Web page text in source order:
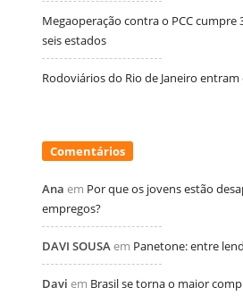
Megaoperação contra o PCC cumpre
seis estados
Rodoviários do Rio de Janeiro entram
Comentários
Ana em Por que os jovens estão
empregos?
DAVI SOUSA em Panetone: entre
Davi em Brasil se torna o maior